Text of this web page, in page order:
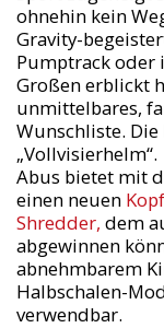
ohnehin kein
Gravity-
Pumptrack oder
Großen erblickt
unmittelbares,
Wunschliste.
„Vollvisierhelm“.
Abus bietet mit
einen neuen
Shredder, dem
abgewinnen
abnehmbarem
Halbschalen-
verwendbar.